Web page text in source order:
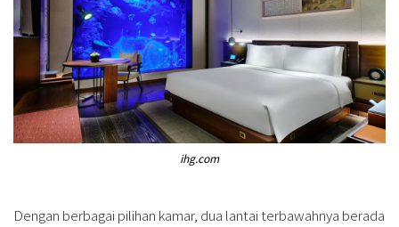
ihg.com
Dengan berbagai pilihan kamar, dua lantai terbawahnya berada